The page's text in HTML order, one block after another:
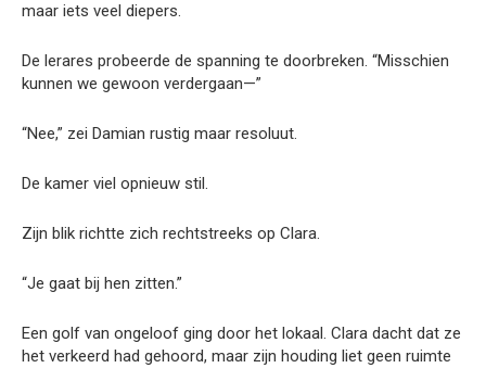
maar iets veel diepers.
De lerares probeerde de spanning te doorbreken. “Misschien
kunnen we gewoon verdergaan—”
“Nee,” zei Damian rustig maar resoluut.
De kamer viel opnieuw stil.
Zijn blik richtte zich rechtstreeks op Clara.
“Je gaat bij hen zitten.”
Een golf van ongeloof ging door het lokaal. Clara dacht dat ze
het verkeerd had gehoord, maar zijn houding liet geen ruimte